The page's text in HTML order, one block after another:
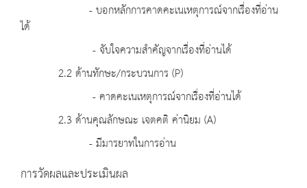
- บอกหลักการคาดคะเนเหตุการณ์จากเรื่องที่อ่าน
ได้
- จับใจความสำคัญจากเรื่องที่อ่านได้
2.2 ด้านทักษะ/กระบวนการ (P)
- คาดคะเนเหตุการณ์จากเรื่องที่อ่านได้
2.3 ด้านคุณลักษณะ เจตคติ ค่านิยม (A)
- มีมารยาทในการอ่าน
การวัดผลและประเมินผล